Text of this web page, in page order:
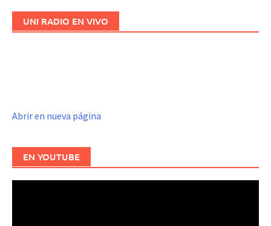
UNI RADIO EN VIVO
Abrir en nueva página
EN YOUTUBE